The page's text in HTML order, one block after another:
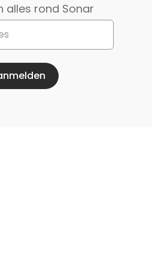
alles rond Sonar